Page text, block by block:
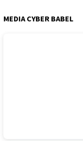
MEDIA CYBER BABEL